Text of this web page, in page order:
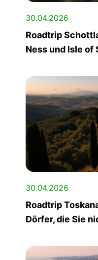
30.04.2026
Roadtrip
Ness und Isle of
30.04.2026
Roadtrip
Dörfer, die Sie